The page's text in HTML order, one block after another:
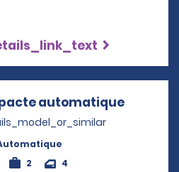
automatique
2 4